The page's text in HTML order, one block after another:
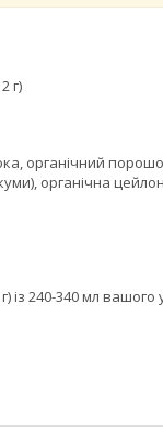
г)
органічний
органічна
із 240-340 мл